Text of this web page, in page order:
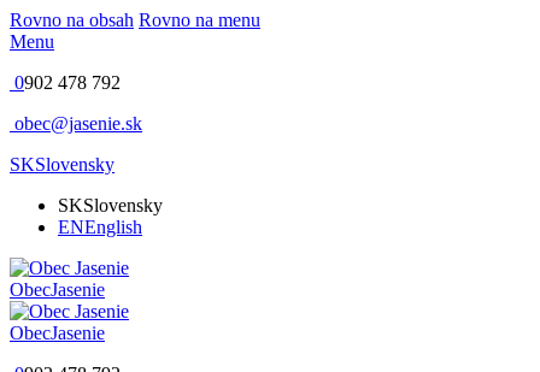
Rovno na obsah Rovno na menu
Menu
0902 478 792
obec@jasenie.sk
SKSlovensky
SKSlovensky
ENEnglish
ObecJasenie
ObecJasenie